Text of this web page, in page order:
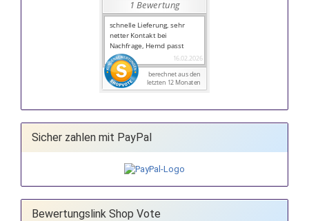
Sicher zahlen mit PayPal
Bewertungslink Shop Vote